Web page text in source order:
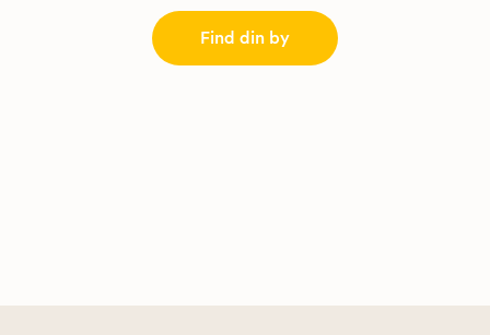
Find din by